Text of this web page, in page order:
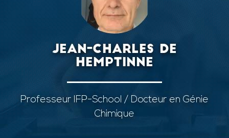
JEAN-CHARLES DE
HEMPTINNE
Professeur IFP-School / Docteur en Génie
Chimique